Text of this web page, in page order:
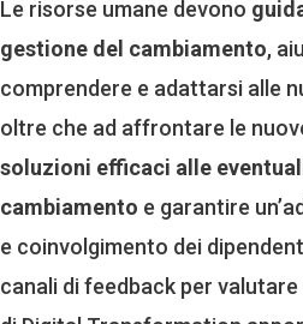
Le risorse umane devono
gestione del cambiamento,
comprendere e adattarsi alle
oltre che ad affrontare le
soluzioni efficaci alle
cambiamento e garantire
e coinvolgimento dei
canali di feedback per